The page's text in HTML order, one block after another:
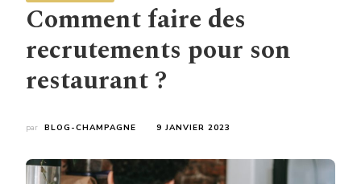
Comment faire des
recrutements pour son
restaurant ?
par BLOG-CHAMPAGNE 9 JANVIER 2023